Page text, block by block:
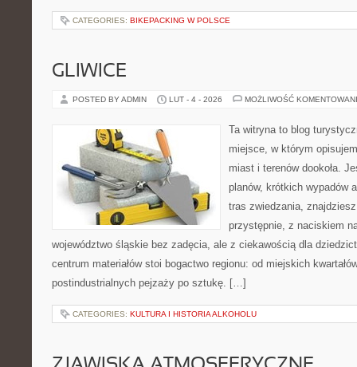
CATEGORIES: BIKEPACKING W POLSCE
GLIWICE
POSTED BY ADMIN LUT - 4 - 2026 MOŻLIWOŚĆ
Ta witryna to blog
miejsce, w którym
miast i terenów dookoła.
planów, krótkich wypadów
tras zwiedzania,
przystępnie, z naciskiem
województwo śląskie bez zadęcia, ale z ciekawością dla
centrum materiałów stoi bogactwo regionu: od miejskich
postindustrialnych pejzaży po sztukę. […]
CATEGORIES: KULTURA I HISTORIA ALKOHOLU